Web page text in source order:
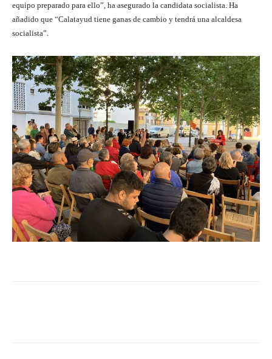
equipo preparado para ello”, ha asegurado la candidata socialista. Ha
añadido que “Calatayud tiene ganas de cambio y tendrá una alcaldesa
socialista”.